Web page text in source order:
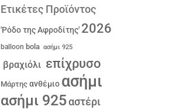
Ετικέτες Προϊόντος
'Ρόδο της Αφροδίτης' 2026
balloon bola ασήμι 925
βραχιόλι επίχρυσο
Μάρτης ανθέμιο ασήμι
ασήμι 925αστέρι